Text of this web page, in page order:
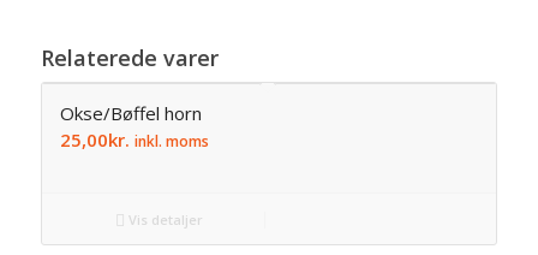
Relaterede varer
Okse/Bøffel horn
25,00kr. inkl. moms
Vis detaljer